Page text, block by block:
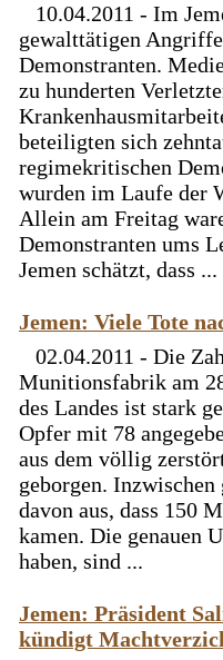
10.04.2011 - Im
gewalttätigen
Demonstranten.
zu hunderten
beteiligten sich
regimekritischen
wurden im Laufe der
Allein am Freitag
Demonstranten ums
Jemen schätzt, dass ...
Jemen: Viele Tote
02.04.2011 - Die
Munitionsfabrik am
des Landes ist stark
Opfer mit 78
aus dem völlig
geborgen.
davon aus, dass 150
kamen. Die genauen
haben, sind ...
Jemen: Präsident
kündigt